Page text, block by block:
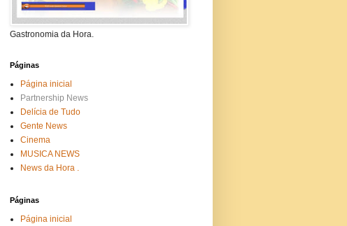
Gastronomia da Hora.
Páginas
Página inicial
Partnership News
Delícia de Tudo
Gente News
Cinema
MUSICA NEWS
News da Hora .
Páginas
Página inicial